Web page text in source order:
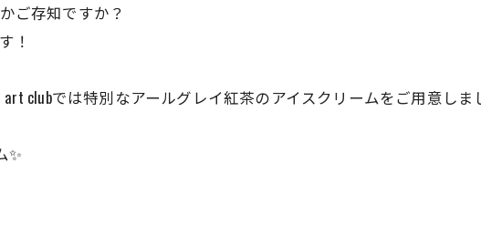
ご存知ですか？
！
clubでは特別なアールグレイ紅茶のアイスクリームをご用意しま
✨